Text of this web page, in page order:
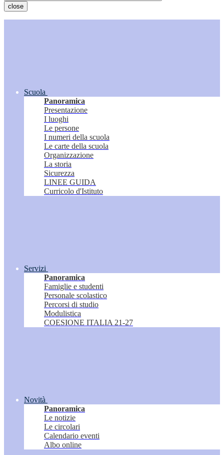
close
Scuola
Panoramica
Presentazione
I luoghi
Le persone
I numeri della scuola
Le carte della scuola
Organizzazione
La storia
Sicurezza
LINEE GUIDA
Curricolo d'Istituto
Servizi
Panoramica
Famiglie e studenti
Personale scolastico
Percorsi di studio
Modulistica
COESIONE ITALIA 21-27
Novità
Panoramica
Le notizie
Le circolari
Calendario eventi
Albo online